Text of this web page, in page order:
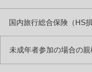
国内旅行総合保険（HS損
未成年者参加の場合の